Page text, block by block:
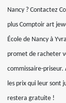
Nancy ? Contactez
plus Comptoir art
École de Nancy à
promet de racheter
commissaire-
les prix qui leur sont
restera gratuite !